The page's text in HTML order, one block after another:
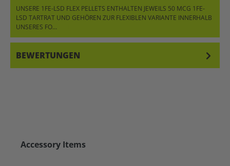
UNSERE 1FE-LSD FLEX PELLETS ENTHALTEN JEWEILS 50 MCG 1FE-
LSD TARTRAT UND GEHÖREN ZUR FLEXIBLEN VARIANTE INNERHALB
UNSERES FO…
BEWERTUNGEN
Produktgalerie überspringen
Accessory Items